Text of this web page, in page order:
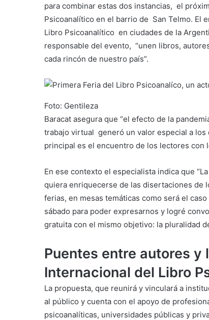
para combinar estas dos instancias, el
Psicoanalítico en el barrio de San Telmo. El
Libro Psicoanalítico en ciudades de la
responsable del evento, “unen libros,
cada rincón de nuestro país”.
Foto: Gentileza
Baracat asegura que “el efecto de la
trabajo virtual generó un valor especial a
principal es el encuentro de los lectores con
En ese contexto el especialista indica que
quiera enriquecerse de las disertaciones de
ferias, en mesas temáticas como será el
sábado para poder expresarnos y logré
gratuita con el mismo objetivo: la pluralidad
Puentes entre autores y
Internacional del Libro
La propuesta, que reunirá y vinculará a
al público y cuenta con el apoyo de
psicoanalíticas, universidades públicas y